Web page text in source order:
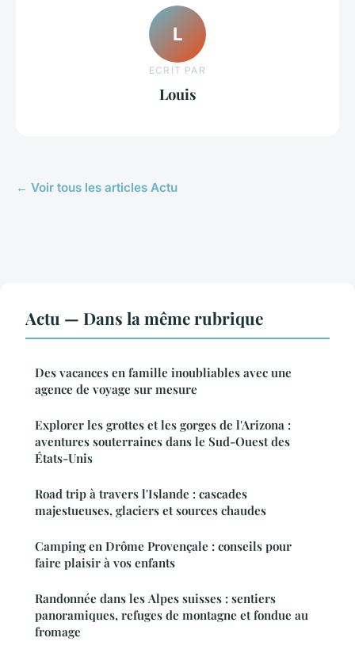
L
ECRIT PAR
Louis
← Voir tous les articles Actu
Actu — Dans la même rubrique
Des vacances en famille inoubliables avec une
agence de voyage sur mesure
Explorer les grottes et les gorges de l'Arizona :
aventures souterraines dans le Sud-Ouest des
États-Unis
Road trip à travers l'Islande : cascades
majestueuses, glaciers et sources chaudes
Camping en Drôme Provençale : conseils pour
faire plaisir à vos enfants
Randonnée dans les Alpes suisses : sentiers
panoramiques, refuges de montagne et fondue au
fromage